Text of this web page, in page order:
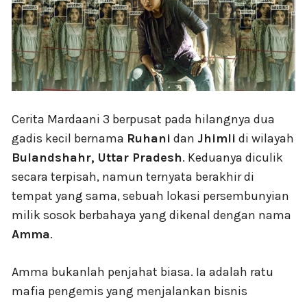
Cerita Mardaani 3 berpusat pada hilangnya dua
gadis kecil bernama Ruhani dan Jhimli di wilayah
Bulandshahr, Uttar Pradesh. Keduanya diculik
secara terpisah, namun ternyata berakhir di
tempat yang sama, sebuah lokasi persembunyian
milik sosok berbahaya yang dikenal dengan nama
Amma.
Amma bukanlah penjahat biasa. Ia adalah ratu
mafia pengemis yang menjalankan bisnis